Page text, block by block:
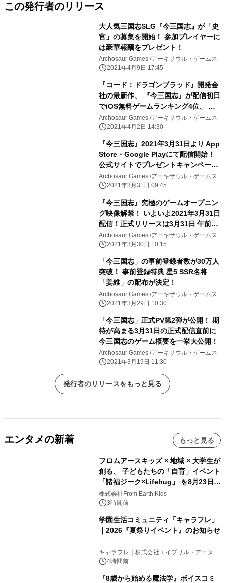
この発行者のリリース
大人気三国志SLG『今三国志』が「史
官」の募集を開始！ 参加プレイヤーに
は豪華報酬をプレゼント！
Archosaur Games /アーキサウル・ゲームス
2021年4月9日 17:45
『コード：ドラゴンブラッド』開発会
社の最新作、 『今三国志』が配信初日
でiOS無料ゲームランキング4位、 ス
トラテジーゲーム1位を獲得！
Archosaur Games /アーキサウル・ゲームス
2021年4月2日 14:30
『今三国志』2021年3月31日より App
Store・Google Playにて配信開始！
公式サイトでプレゼントキャンペーン
も実施
Archosaur Games /アーキサウル・ゲームス
2021年3月31日 09:45
『今三国志』究極のゲームオープニン
グ映像解禁！ いよいよ2021年3月31日
配信！正式リリースは3月31日 午前10
時
Archosaur Games /アーキサウル・ゲームス
2021年3月30日 10:15
「今三国志」の事前登録者数が30万人
突破！ 事前登録特典 星5 SSR名将
「姜維」の配布が決定！
Archosaur Games /アーキサウル・ゲームス
2021年3月29日 10:30
「今三国志」正式PV第2弾が公開！ 期
待が高まる3月31日の正式配信直前に
今三国志のゲーム概要を一挙大公開！
Archosaur Games /アーキサウル・ゲームス
2021年3月19日 11:30
発行者のリリースをもっと見る
エンタメの新着 もっと見る
フロムアースキッズ × 地域 × 大学生が
創る、 子どもたちの「自育」イベント
「諸福ジーク×Lifehug」 を8月23日
(日)開催
株式会社From Earth Kids
3時間前
学園生活コミュニティ「キャラフレ」
｜2026『夏祭りイベント』のお知らせ
キャラフレ｜株式会社エイプリル・データ・
デザインズ
4時間前
『8歳から始める魔法学』ボイスコミ